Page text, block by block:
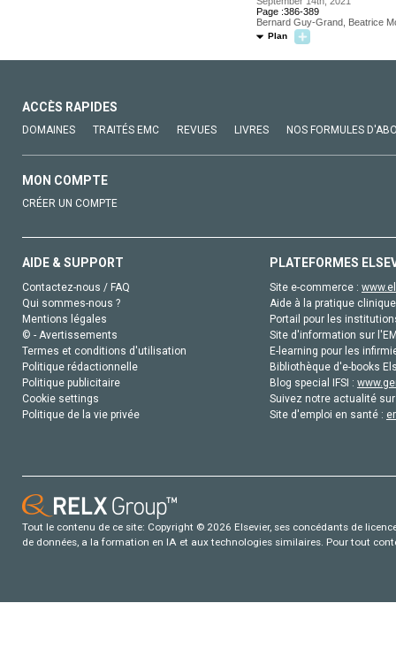
Page :386-389
Bernard Guy-Grand, Beatrice
Plan
ACCÈS RAPIDES
DOMAINES TRAITÉS EMC REVUES LIVRES NOS FORMULES
MON COMPTE
CRÉER UN COMPTE
AIDE & SUPPORT
Contactez-nous / FAQ
Qui sommes-nous ?
Mentions légales
© - Avertissements
Termes et conditions d'utilisation
Politique rédactionnelle
Politique publicitaire
Cookie settings
Politique de la vie privée
PLATEFORMES
Site e-commerce :
Aide à la pratique
Portail pour les
Site d'information sur
E-learning pour les
Bibliothèque d'e-books
Blog special IFSI :
Suivez notre actualité
Site d'emploi en santé :
Tout le contenu de ce site: Copyright © 2026 Elsevier, ses concédants de
de données, a la formation en IA et aux technologies similaires. Pour tout